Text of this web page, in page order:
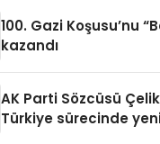
100. Gazi Koşusu’nu
kazandı
AK Parti Sözcüsü
Türkiye sürecinde